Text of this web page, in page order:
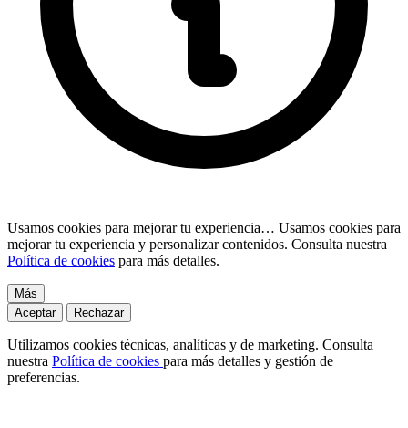
Usamos cookies para mejorar tu experiencia… Usamos cookies para
mejorar tu experiencia y personalizar contenidos. Consulta nuestra
Política de cookies para más detalles.
Más
Aceptar
Rechazar
Utilizamos cookies técnicas, analíticas y de marketing. Consulta
nuestra Política de cookies para más detalles y gestión de
preferencias.